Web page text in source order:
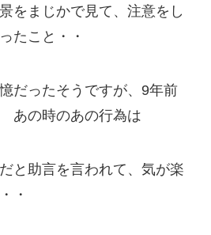
をまじかで見て、注意をし
たこと・・
だったそうですが、9年前
あの時のあの行為は
と助言を言われて、気が楽
・